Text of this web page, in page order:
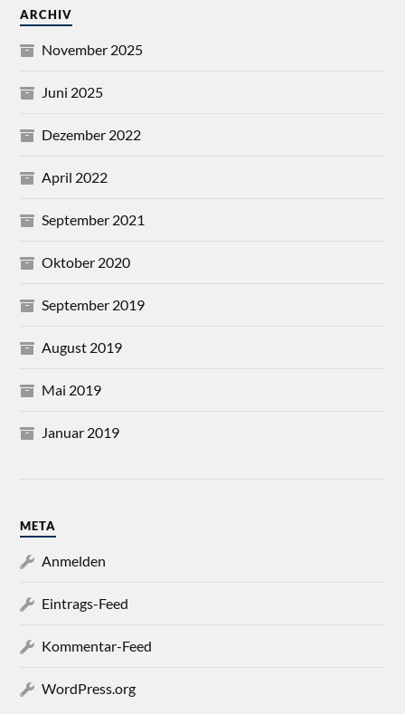
ARCHIV
November 2025
Juni 2025
Dezember 2022
April 2022
September 2021
Oktober 2020
September 2019
August 2019
Mai 2019
Januar 2019
META
Anmelden
Eintrags-Feed
Kommentar-Feed
WordPress.org